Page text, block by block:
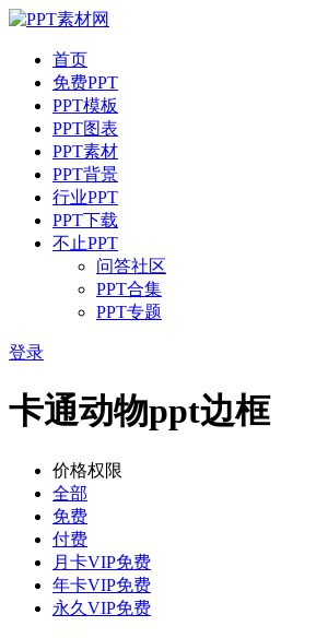
首页
免费PPT
PPT模板
PPT图表
PPT素材
PPT背景
行业PPT
PPT下载
不止PPT
问答社区
PPT合集
PPT专题
登录
卡通动物ppt边框
价格权限
全部
免费
付费
月卡VIP免费
年卡VIP免费
永久VIP免费